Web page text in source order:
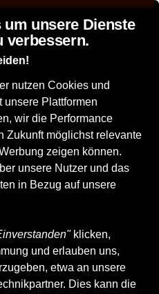
unsere Dienste
verbessern.
nutzen Cookies und
unsere Plattformen
wir die Performance
Zukunft möglichst relevante
zeigen können.
unsere Nutzer und das
in Bezug auf unsere
klicken,
und erlauben uns,
etwa an unsere
Dies kann die